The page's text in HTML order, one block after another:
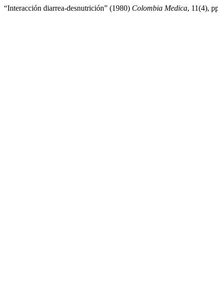
“Interacción diarrea-desnutrición” (1980) Colombia Medica, 11(4),